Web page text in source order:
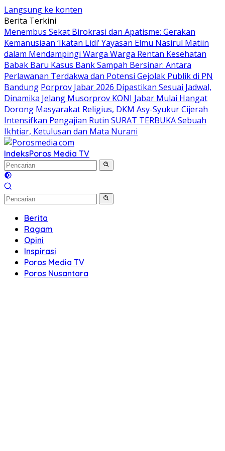
Langsung ke konten
Berita Terkini
Menembus Sekat Birokrasi dan Apatisme: Gerakan
Kemanusiaan ‘Ikatan Lidi’ Yayasan Elmu Nasirul Matiin
dalam Mendampingi Warga Warga Rentan Kesehatan
Babak Baru Kasus Bank Sampah Bersinar: Antara
Perlawanan Terdakwa dan Potensi Gejolak Publik di PN
Bandung Porprov Jabar 2026 Dipastikan Sesuai Jadwal,
Dinamika Jelang Musorprov KONI Jabar Mulai Hangat
Dorong Masyarakat Religius, DKM Asy-Syukur Cijerah
Intensifkan Pengajian Rutin SURAT TERBUKA Sebuah
Ikhtiar, Ketulusan dan Mata Nurani
IndeksPoros Media TV
Berita
Ragam
Opini
Inspirasi
Poros Media TV
Poros Nusantara